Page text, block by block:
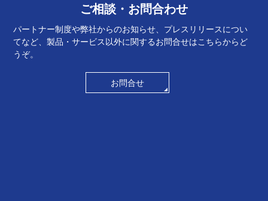
ご相談・お問合わせ
パートナー制度や弊社からのお知らせ、プレスリリースについ
てなど、製品・サービス以外に関するお問合せはこちらからど
うぞ。
お問合せ